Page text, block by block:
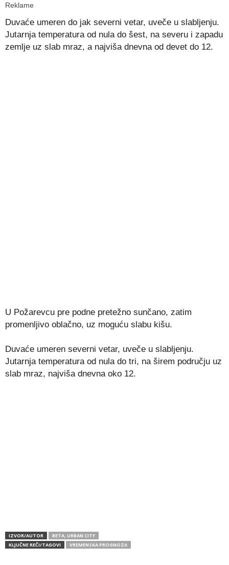
Reklame
Duvaće umeren do jak severni vetar, uveče u slabljenju.
Jutarnja temperatura od nula do šest, na severu i zapadu
zemlje uz slab mraz, a najviša dnevna od devet do 12.
U Požarevcu pre podne pretežno sunčano, zatim
promenljivo oblačno, uz moguću slabu kišu.
Duvaće umeren severni vetar, uveče u slabljenju.
Jutarnja temperatura od nula do tri, na širem području uz
slab mraz, najviša dnevna oko 12.
IZVOR/AUTOR
BETA, URBAN CITY
KLJUČNE REČI/TAGOVI
VREMENSKA PROGNOZA